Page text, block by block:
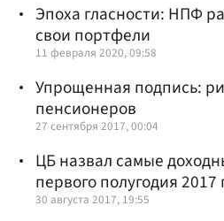
Эпоха гласности: НПФ
свои портфели
11 февраля 2020, 09:58
Упрощенная подпись:
пенсионеров
27 сентября 2017, 00:04
ЦБ назвал самые
первого полугодия 2017
30 августа 2017, 19:55